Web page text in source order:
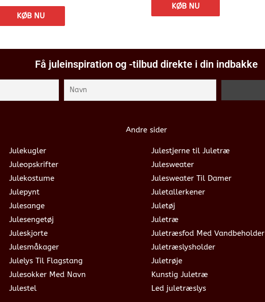
KØB NU
KØB NU
Få juleinspiration og -tilbud direkte i din indbakke
Andre sider
Julekugler
Juleopskrifter
Julekostume
Julepynt
Julesange
Julesengetøj
Juleskjorte
Julesmåkager
Julelys Til Flagstang
Julesokker Med Navn
Julestel
Julestjerne til Juletræ
Julesweater
Julesweater Til Damer
Juletallerkener
Juletøj
Juletræ
Juletræsfod Med Vandbeholder
Juletræslysholder
Juletrøje
Kunstig Juletræ
Led juletræslys